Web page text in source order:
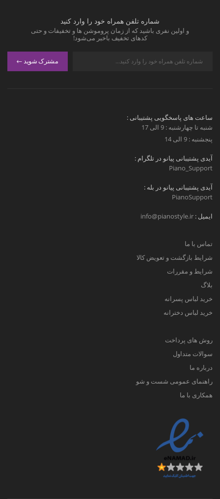
شماره تلفن همراه خود را وارد کنید
و اولین نفری باشید که از زمان پروموشن ها و تخفیفات و حتی
کدهای تخفیف باخبر می‌شود!
مشترک شوید
ساعت های پاسخگویی پشتیبانی :
شنبه تا چهارشنبه : 9 الی 17
پنجشنبه : 9 الی 14
آیدی پشتیبانی پیانو در تلگرام :
Piano_Support
آیدی پشتیبانی پیانو در بله :
PianoSupport
ایمیل : info@pianostyle.ir
تماس با ما
شرایط بازگشت و تعویض کالا
شرایط و مقررات
بلاگ
خرید لباس پسرانه
خرید لباس دخترانه
روش های پرداخت
سوالات متداول
درباره ما
راهنمای عمومی شست و شو
همکاری با ما